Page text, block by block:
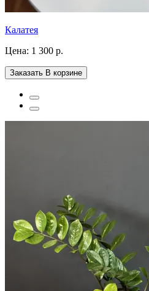
Калатея
Цена: 1 300 р.
Заказать В корзине